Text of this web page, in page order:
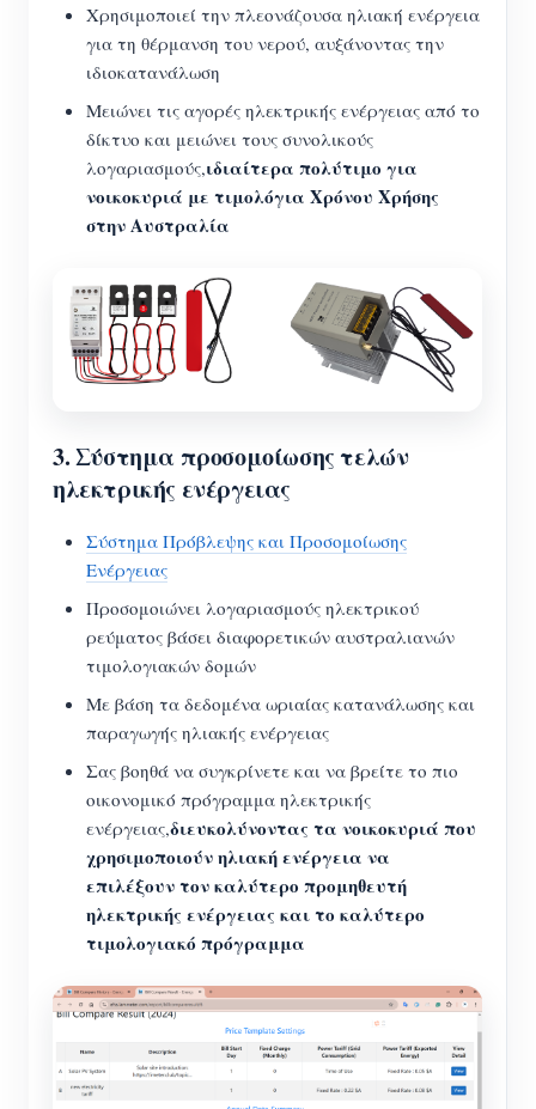
Χρησιμοποιεί την πλεονάζουσα ηλιακή ενέργεια
για τη θέρμανση του νερού, αυξάνοντας την
ιδιοκατανάλωση
Μειώνει τις αγορές ηλεκτρικής ενέργειας από το
δίκτυο και μειώνει τους συνολικούς
λογαριασμούς,ιδιαίτερα πολύτιμο για
νοικοκυριά με τιμολόγια Χρόνου Χρήσης
στην Αυστραλία
3.Σύστημα προσομοίωσης τελών
ηλεκτρικής ενέργειας
Σύστημα Πρόβλεψης και Προσομοίωσης
Ενέργειας
Προσομοιώνει λογαριασμούς ηλεκτρικού
ρεύματος βάσει διαφορετικών αυστραλιανών
τιμολογιακών δομών
Με βάση τα δεδομένα ωριαίας κατανάλωσης και
παραγωγής ηλιακής ενέργειας
Σας βοηθά να συγκρίνετε και να βρείτε το πιο
οικονομικό πρόγραμμα ηλεκτρικής
ενέργειας,διευκολύνοντας τα νοικοκυριά που
χρησιμοποιούν ηλιακή ενέργεια να
επιλέξουν τον καλύτερο προμηθευτή
ηλεκτρικής ενέργειας και το καλύτερο
τιμολογιακό πρόγραμμα